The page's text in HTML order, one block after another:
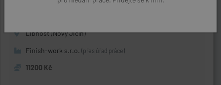
Libhošť (Nový Jičín)
Finish-work s.r.o. (přes úřad práce)
11200 Kč